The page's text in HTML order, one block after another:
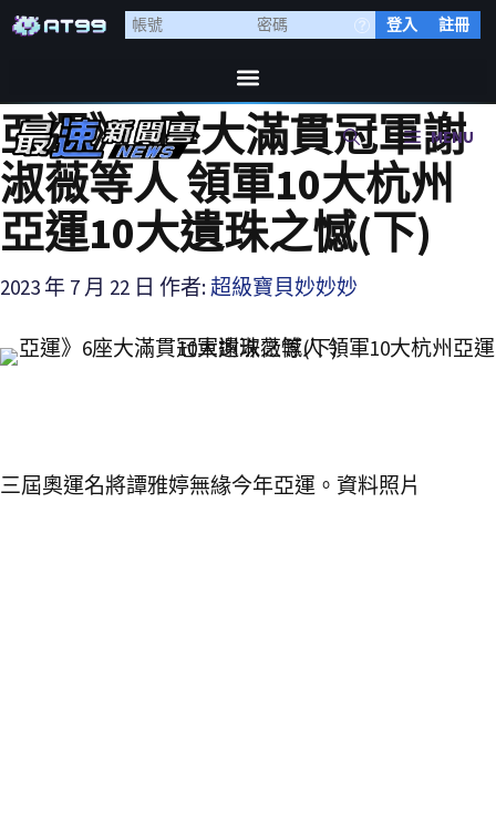
登入 註冊
MENU
亞運》6座大滿貫冠軍謝
淑薇等人 領軍10大杭州
亞運10大遺珠之憾(下)
2023 年 7 月 22 日 作者: 超級寶貝妙妙妙
三屆奧運名將譚雅婷無緣今年亞運。資料照片